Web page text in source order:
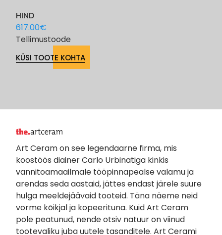
HIND
617.00€
Tellimustoode
KÜSI TOOTE KOHTA
Art Ceram on see legendaarne firma, mis
koostöös diainer Carlo Urbinatiga kinkis
vannitoamaailmale tööpinnapealse valamu ja
arendas seda aastaid, jättes endast järele suure
hulga meeldejäävaid tooteid. Täna näeme neid
vorme kõikjal ja kopeerituna. Kuid Art Ceram
pole peatunud, nende otsiv natuur on viinud
tootevaliku juba uutele tasanditele. Art Cerami